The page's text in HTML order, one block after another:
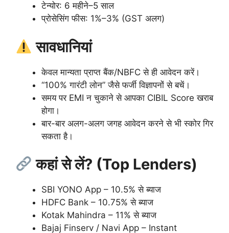
टेन्योर: 6 महीने–5 साल
प्रोसेसिंग फीस: 1%–3% (GST अलग)
सावधानियां
केवल मान्यता प्राप्त बैंक/NBFC से ही आवेदन करें।
“100% गारंटी लोन” जैसे फर्जी विज्ञापनों से बचें।
समय पर EMI न चुकाने से आपका CIBIL Score खराब
होगा।
बार-बार अलग-अलग जगह आवेदन करने से भी स्कोर गिर
सकता है।
कहां से लें? (Top Lenders)
SBI YONO App – 10.5% से ब्याज
HDFC Bank – 10.75% से ब्याज
Kotak Mahindra – 11% से ब्याज
Bajaj Finserv / Navi App – Instant